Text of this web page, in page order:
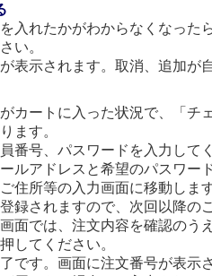
入れたかがわからなくなった
い。
表示されます。取消、追加が
カートに入った状況で、「チ
ます。
番号、パスワードを入力して
ルアドレスと希望のパスワー
住所等の入力画面に移動しま
録されますので、次回以降の
面では、注文内容を確認のう
してください。
です。画面に注文番号が表